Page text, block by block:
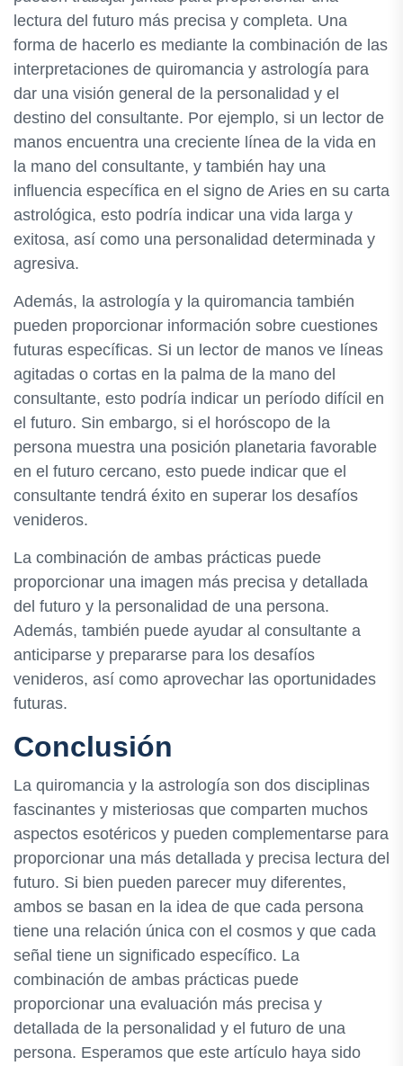
lectura del futuro más precisa y completa. Una
forma de hacerlo es mediante la combinación de las
interpretaciones de quiromancia y astrología para
dar una visión general de la personalidad y el
destino del consultante. Por ejemplo, si un lector de
manos encuentra una creciente línea de la vida en
la mano del consultante, y también hay una
influencia específica en el signo de Aries en su carta
astrológica, esto podría indicar una vida larga y
exitosa, así como una personalidad determinada y
agresiva.
Además, la astrología y la quiromancia también
pueden proporcionar información sobre cuestiones
futuras específicas. Si un lector de manos ve líneas
agitadas o cortas en la palma de la mano del
consultante, esto podría indicar un período difícil en
el futuro. Sin embargo, si el horóscopo de la
persona muestra una posición planetaria favorable
en el futuro cercano, esto puede indicar que el
consultante tendrá éxito en superar los desafíos
venideros.
La combinación de ambas prácticas puede
proporcionar una imagen más precisa y detallada
del futuro y la personalidad de una persona.
Además, también puede ayudar al consultante a
anticiparse y prepararse para los desafíos
venideros, así como aprovechar las oportunidades
futuras.
Conclusión
La quiromancia y la astrología son dos disciplinas
fascinantes y misteriosas que comparten muchos
aspectos esotéricos y pueden complementarse para
proporcionar una más detallada y precisa lectura del
futuro. Si bien pueden parecer muy diferentes,
ambos se basan en la idea de que cada persona
tiene una relación única con el cosmos y que cada
señal tiene un significado específico. La
combinación de ambas prácticas puede
proporcionar una evaluación más precisa y
detallada de la personalidad y el futuro de una
persona. Esperamos que este artículo haya sido